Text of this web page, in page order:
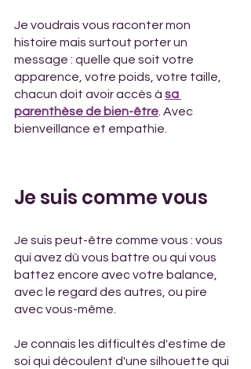
Je voudrais vous raconter mon
histoire mais surtout porter un
message : quelle que soit votre
apparence, votre poids, votre taille,
chacun doit avoir accès à sa
parenthèse de bien-être. Avec
bienveillance et empathie.
Je suis comme vous
Je suis peut-être comme vous : vous
qui avez dû vous battre ou qui vous
battez encore avec votre balance,
avec le regard des autres, ou pire
avec vous-même.
Je connais les difficultés d'estime de
soi qui découlent d'une silhouette qui